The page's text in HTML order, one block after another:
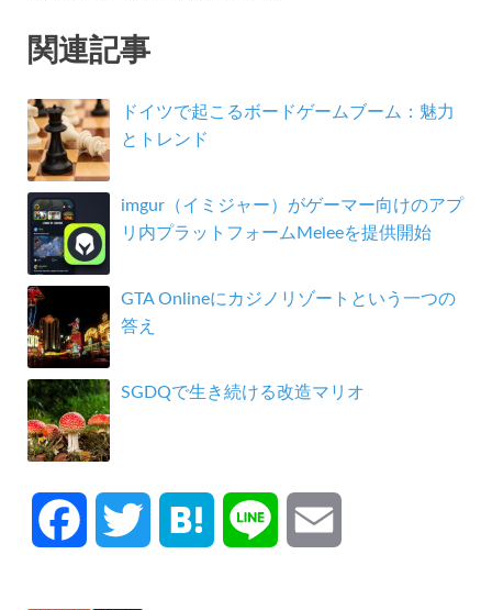
関連記事
ドイツで起こるボードゲームブーム：魅力
とトレンド
imgur（イミジャー）がゲーマー向けのアプ
リ内プラットフォームMeleeを提供開始
GTA Onlineにカジノリゾートという一つの
答え
SGDQで生き続ける改造マリオ